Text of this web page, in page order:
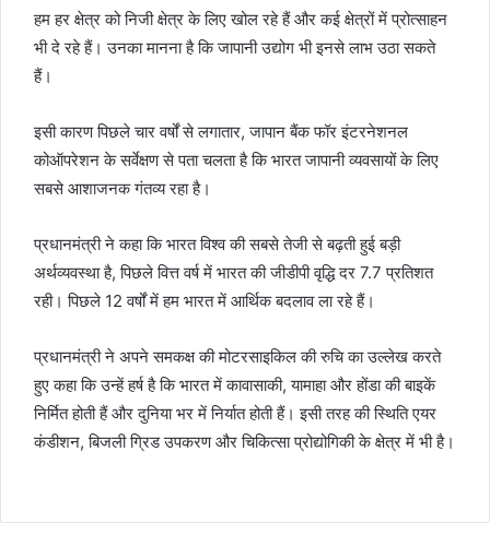
हम हर क्षेत्र को निजी क्षेत्र के लिए खोल रहे हैं और कई क्षेत्रों में प्रोत्साहन
भी दे रहे हैं। उनका मानना है कि जापानी उद्योग भी इनसे लाभ उठा सकते
हैं।
इसी कारण पिछले चार वर्षों से लगातार, जापान बैंक फॉर इंटरनेशनल
कोऑपरेशन के सर्वेक्षण से पता चलता है कि भारत जापानी व्यवसायों के लिए
सबसे आशाजनक गंतव्य रहा है।
प्रधानमंत्री ने कहा कि भारत विश्व की सबसे तेजी से बढ़ती हुई बड़ी
अर्थव्यवस्था है, पिछले वित्त वर्ष में भारत की जीडीपी वृद्धि दर 7.7 प्रतिशत
रही। पिछले 12 वर्षों में हम भारत में आर्थिक बदलाव ला रहे हैं।
प्रधानमंत्री ने अपने समकक्ष की मोटरसाइकिल की रुचि का उल्लेख करते
हुए कहा कि उन्हें हर्ष है कि भारत में कावासाकी, यामाहा और होंडा की बाइकें
निर्मित होती हैं और दुनिया भर में निर्यात होती हैं। इसी तरह की स्थिति एयर
कंडीशन, बिजली ग्रिड उपकरण और चिकित्सा प्रोद्योगिकी के क्षेत्र में भी है।